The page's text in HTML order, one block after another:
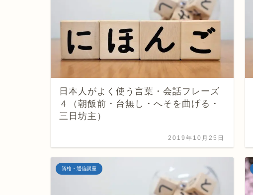
日本人がよく使う言葉・会話フレーズ
４（朝飯前・台無し・へそを曲げる・
三日坊主）
2019年10月25日
資格・通信講座